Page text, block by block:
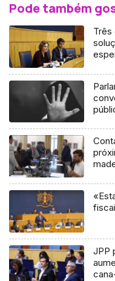
Pode também
Três
JPP